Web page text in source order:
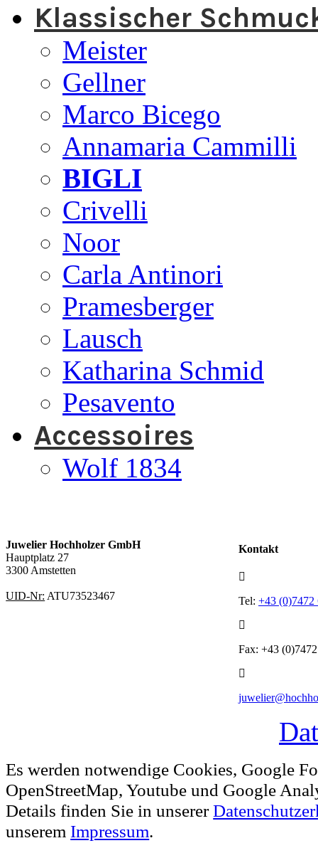
Klassischer
Meister
Gellner
Marco Bicego
Annamaria Cammilli
BIGLI
Crivelli
Noor
Carla Antinori
Pramesberger
Lausch
Katharina Schmid
Pesavento
Accessoires
Wolf 1834
Juwelier Hochholzer GmbH
Hauptplatz 27
3300 Amstetten
UID-Nr: ATU73523467
Kontakt
Tel: +43 (0)7472
Fax: +43
Es werden notwendige Cookies, Google
OpenStreetMap, Youtube und Google
Details finden Sie in unserer
unserem Impressum.